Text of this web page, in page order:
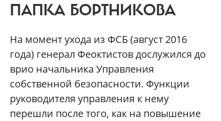
ПАПКА БОРТНИКОВА
На момент ухода из ФСБ (август 2016
года) генерал Феоктистов дослужился до
врио начальника Управления
собственной безопасности. Функции
руководителя управления к нему
перешли после того, как на повышение